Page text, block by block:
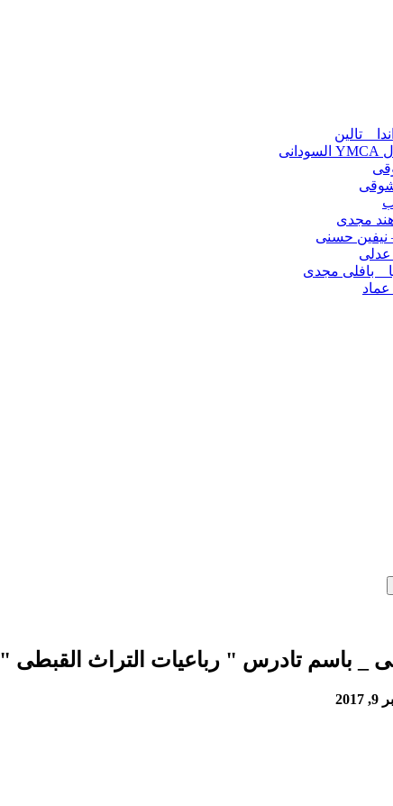
_ تالين
شوقى
مجدى
نيفين حسنى
عدلى
_ بافلى مجدى
عماد
_ باسم تادرس " رباعيات التراث القبطى "